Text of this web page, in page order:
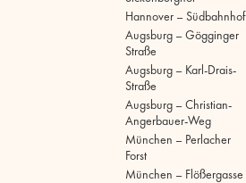
Hannover – Südbahnhof
Augsburg – Gögginger
Straße
Augsburg – Karl-Drais-
Straße
Augsburg – Christian-
Angerbauer-Weg
München – Perlacher
Forst
München – Flößergasse